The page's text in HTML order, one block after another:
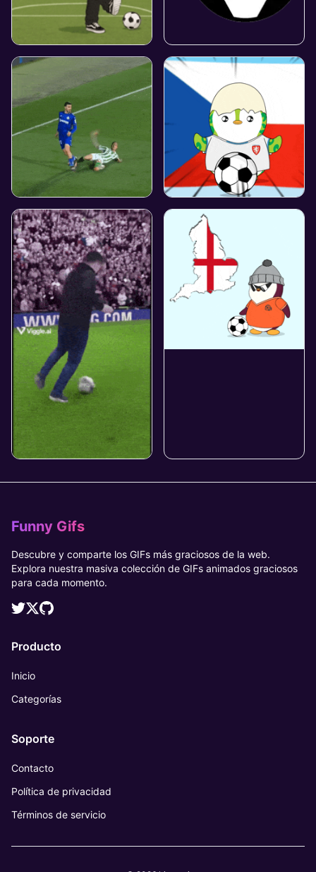
Funny Gifs
Descubre y comparte los GIFs más graciosos de la web.
Explora nuestra masiva colección de GIFs animados graciosos
para cada momento.
Producto
Inicio
Categorías
Soporte
Contacto
Política de privacidad
Términos de servicio